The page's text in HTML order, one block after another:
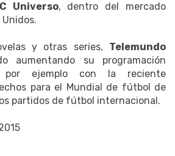
Universo, dentro del mercado
y otras series, Telemundo
aumentando su programación
por ejemplo con la reciente
para el Mundial de fútbol de
partidos de fútbol internacional.